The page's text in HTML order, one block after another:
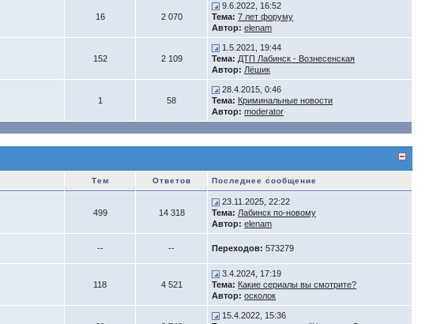
16 2 070
9.6.2022, 16:52
Тема: 7 лет форуму
Автор: elenam
152 2 109
1.5.2021, 19:44
Тема: ДТП Лабинск - Вознесенская
Автор: Лёшик
1 58
28.4.2015, 0:46
Тема: Криминальные новости
Автор: moderator
Тем Ответов Последнее сообщение
499 14 318
23.11.2025, 22:22
Тема: Лабинск по-новому
Автор: elenam
-- -- Переходов: 573279
118 4 521
3.4.2024, 17:19
Тема: Какие сериалы вы смотрите?
Автор: осколок
15.4.2022, 15:36